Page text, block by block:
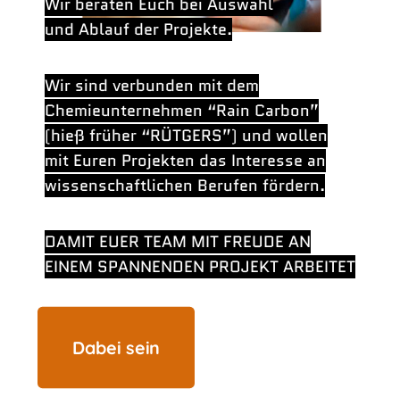
und Ablauf der Projekte.
Wir sind verbunden mit dem
Chemieunternehmen “Rain Carbon”
(hieß früher “RÜTGERS”) und wollen
mit Euren Projekten das Interesse an
wissenschaftlichen Berufen fördern.
DAMIT EUER TEAM MIT FREUDE AN
EINEM SPANNENDEN PROJEKT ARBEITET
Dabei sein